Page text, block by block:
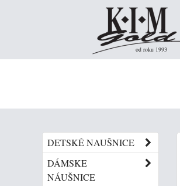
od roku 1993
DETSKÉ NAUŠNICE
DÁMSKE
NÁUŠNICE